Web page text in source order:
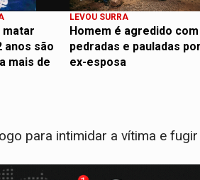
matar
anos são
mais de
LEVOU SURRA
Homem é agredido com
pedradas e pauladas por
ex-esposa
para intimidar a vítima e